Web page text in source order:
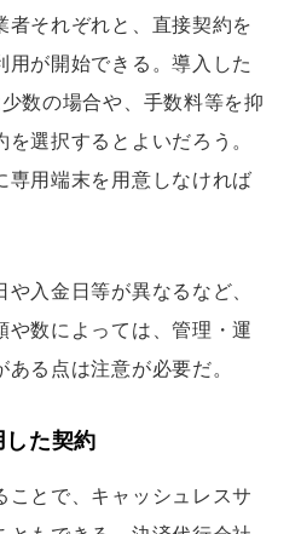
者それぞれと、直接契約を
用が開始できる。導入した
数の場合や、手数料等を抑
選択するとよいだろう。
専用端末を用意しなければ
入金日等が異なるなど、
や数によっては、管理・運
る点は注意が必要だ。
た契約
ことで、キャッシュレスサ